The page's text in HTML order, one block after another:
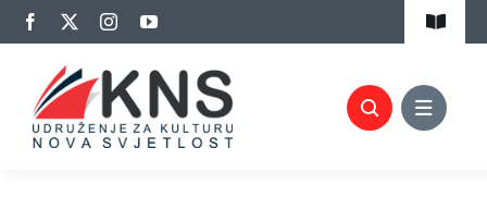
Skip
to
content
Toggle
Kalendar aktivnosti
Članovi KNS-a